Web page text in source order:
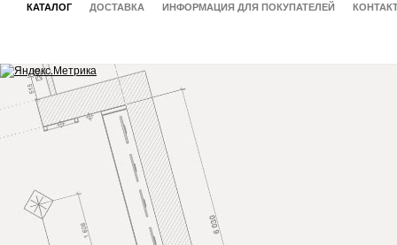
КАТАЛОГ ДОСТАВКА ИНФОРМАЦИЯ ДЛЯ ПОКУПАТЕЛЕЙ